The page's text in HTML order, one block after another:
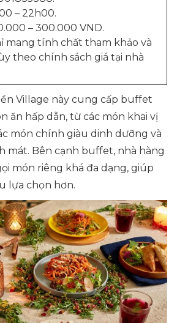
– 22h00.
– 300.000 VND.
mang tính chất tham khảo và
theo chính sách giá tại nhà
Village này cung cấp buffet
ăn hấp dẫn, từ các món khai vị
món chính giàu dinh dưỡng và
mát. Bên cạnh buffet, nhà hàng
món riêng khá đa dạng, giúp
lựa chọn hơn.